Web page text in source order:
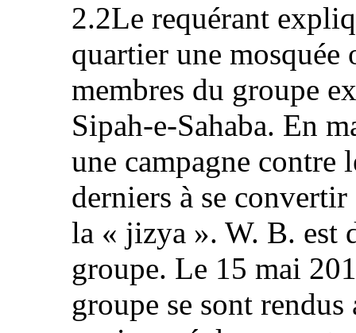
2.2Le requérant
quartier une mosquée
membres du groupe
Sipah‑e‑Sahaba. En
une campagne contre
derniers à se
la « jizya ». W. B. est
groupe. Le 15 mai
groupe se sont